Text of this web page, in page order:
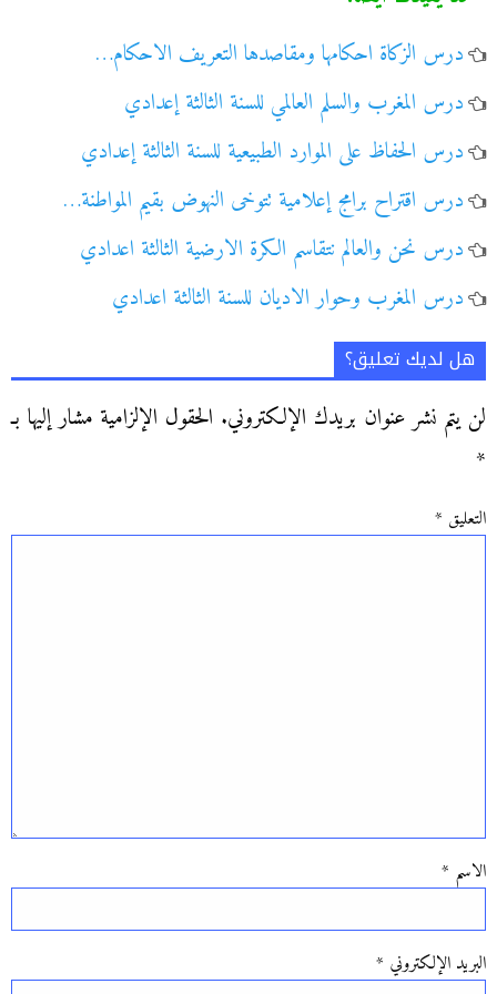
درس الزكاة احكامها ومقاصدها التعريف الاحكام…
درس المغرب والسلم العالمي للسنة الثالثة إعدادي
درس الحفاظ على الموارد الطبيعية للسنة الثالثة إعدادي
درس اقتراح برامج إعلامية تتوخى النهوض بقيم المواطنة…
درس نحن والعالم نتقاسم الكرة الارضية الثالثة اعدادي
درس المغرب وحوار الاديان للسنة الثالثة اعدادي
هل لديك تعليق؟
لن يتم نشر عنوان بريدك الإلكتروني. الحقول الإلزامية مشار إليها بـ
*
التعليق *
الاسم *
البريد الإلكتروني *